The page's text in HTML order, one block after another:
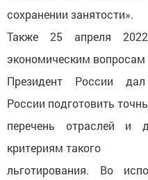
сохранении занятости».
Также 25 апреля
экономическим вопросам
Президент России дал
России подготовить
перечень отраслей и
критериям такого
льготирования. Во